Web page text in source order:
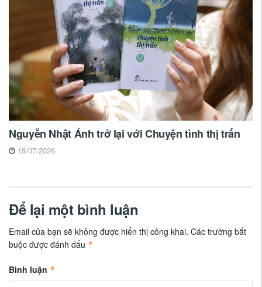
Nguyễn Nhật Ánh trở lại với Chuyện tình thị trấn
18/07/2026
Để lại một bình luận
Email của bạn sẽ không được hiển thị công khai. Các trường bắt
buộc được đánh dấu *
Bình luận *